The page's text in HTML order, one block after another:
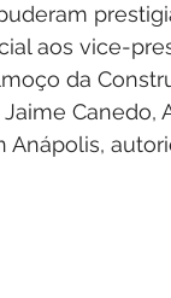
aos vice-
da
Canedo,